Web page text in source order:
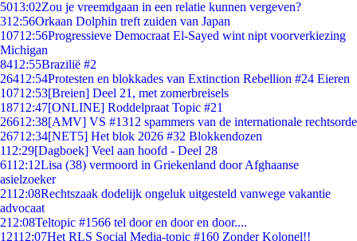
5013:02Zou je vreemdgaan in een relatie kunnen vergeven?
312:56Orkaan Dolphin treft zuiden van Japan
10712:56Progressieve Democraat El-Sayed wint nipt voorverkiezing
Michigan
8412:55Brazilië #2
26412:54Protesten en blokkades van Extinction Rebellion #24 Eieren
10712:53[Breien] Deel 21, met zomerbreisels
18712:47[ONLINE] Roddelpraat Topic #21
26612:38[AMV] VS #1312 spammers van de internationale rechtsorde
26712:34[NET5] Het blok 2026 #32 Blokkendozen
112:29[Dagboek] Veel aan hoofd - Deel 28
6112:12Lisa (38) vermoord in Griekenland door Afghaanse
asielzoeker
2112:08Rechtszaak dodelijk ongeluk uitgesteld vanwege vakantie
advocaat
212:08Teltopic #1566 tel door en door en door....
12112:07Het RLS Social Media-topic #160 Zonder Kolonel!!